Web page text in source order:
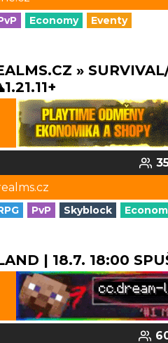
Economy Eventy
»
PvP Skyblock
| 18.7. 18:00